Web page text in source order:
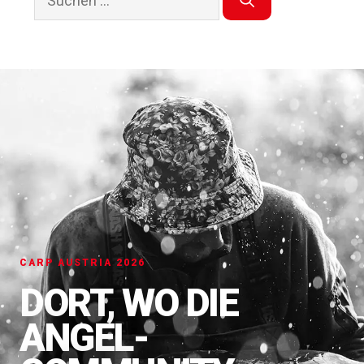
CARP AUSTRIA 2026
DORT, WO DIE
ANGEL-